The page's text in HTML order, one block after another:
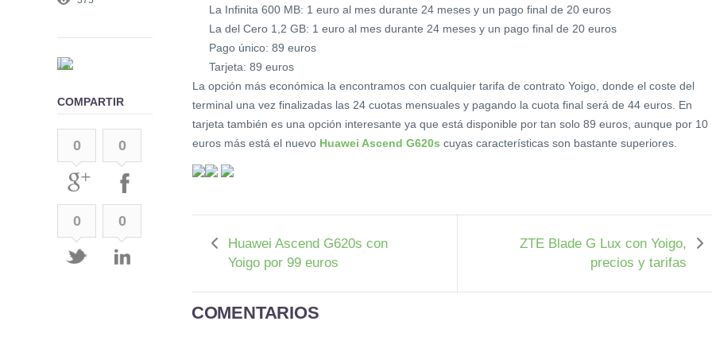
La Infinita 600 MB: 1 euro al mes durante 24 meses y un pago final de 20 euros
La del Cero 1,2 GB: 1 euro al mes durante 24 meses y un pago final de 20 euros
Pago único: 89 euros
Tarjeta: 89 euros
La opción más económica la encontramos con cualquier tarifa de contrato Yoigo, donde el coste del
terminal una vez finalizadas las 24 cuotas mensuales y pagando la cuota final será de 44 euros. En
tarjeta también es una opción interesante ya que está disponible por tan solo 89 euros, aunque por 10
euros más está el nuevo Huawei Ascend G620s cuyas características son bastante superiores.
Huawei Ascend G620s con
Yoigo por 99 euros
ZTE Blade G Lux con Yoigo,
precios y tarifas
COMENTARIOS
COMPARTIR
0 0
0 0